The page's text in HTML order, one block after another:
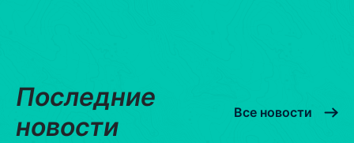
Последние
новости
Все новости